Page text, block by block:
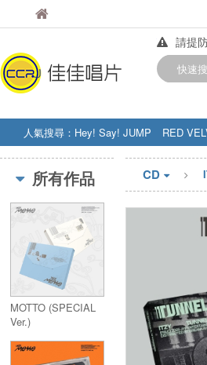
佳佳唱片
請提
【中
快速
人氣搜尋： Hey! Say! JUMP RED
STRAY KIDS
盧廣仲 周杰伦
所有作品
MOTTO (SPECIAL
Ver.)
CD